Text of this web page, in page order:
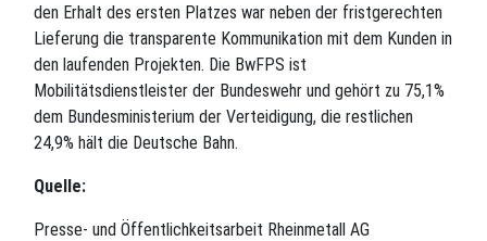
den Erhalt des ersten Platzes war neben der fristgerechten
Lieferung die transparente Kommunikation mit dem Kunden in
den laufenden Projekten. Die BwFPS ist
Mobilitätsdienstleister der Bundeswehr und gehört zu 75,1%
dem Bundesministerium der Verteidigung, die restlichen
24,9% hält die Deutsche Bahn.
Quelle:
Presse- und Öffentlichkeitsarbeit Rheinmetall AG